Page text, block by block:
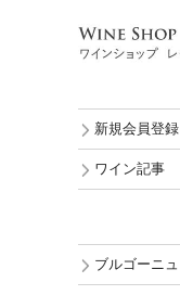
新規会員登録
ワイン記事
ブルゴーニュ